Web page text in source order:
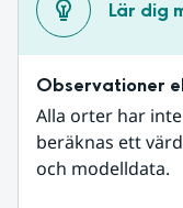
Lär dig
Observationer
Alla orter har
beräknas ett
och modelldata.